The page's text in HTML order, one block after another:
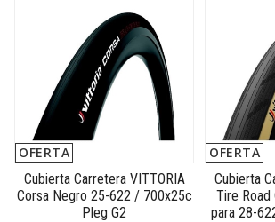
OFERTA
Cubierta Carretera VITTORIA
Corsa Negro 25-622 / 700x25c
Pleg G2
OFERTA
Cubierta
Tire Road
para 28-